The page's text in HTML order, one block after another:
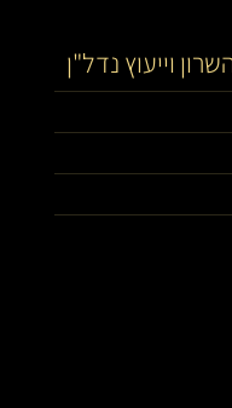
וייעוץ נדל"ן